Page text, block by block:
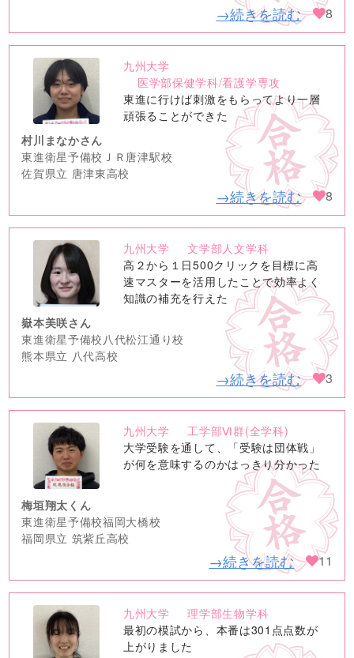
→続きを読む 8
no
image
九州大学
医学部保健学科/看護学専攻
東進に行けば刺激をもらってより一層
頑張ることができた
村川まなかさん
東進衛星予備校ＪＲ唐津駅校
佐賀県立 唐津東高校
→続きを読む 8
no
image
九州大学
文学部人文学科
高２から１日500クリックを目標に高
速マスターを活用したことで効率よく
知識の補充を行えた
嶽本美咲さん
東進衛星予備校八代松江通り校
熊本県立 八代高校
→続きを読む 3
no
image
九州大学
工学部Ⅵ群(全学科)
大学受験を通して、「受験は団体戦」
が何を意味するのかはっきり分かった
梅垣翔太くん
東進衛星予備校福岡大橋校
福岡県立 筑紫丘高校
→続きを読む 11
no
image
九州大学
理学部生物学科
最初の模試から、本番は301点点数が
上がりました